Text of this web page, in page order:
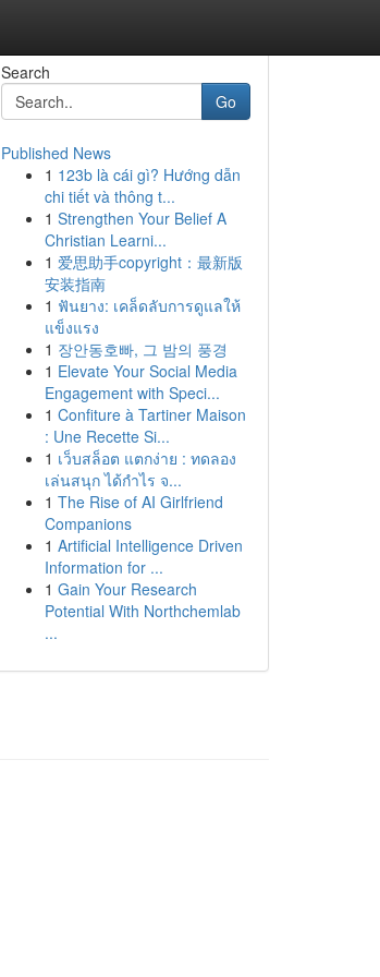
Search
Go
Published News
1 123b là cái gì? Hướng dẫn
chi tiết và thông t...
1 Strengthen Your Belief A
Christian Learni...
1 爱思助手copyright：最新版
安装指南
1 ฟันยาง: เคล็ดลับการดูแลให้
แข็งแรง
1 장안동호빠, 그 밤의 풍경
1 Elevate Your Social Media
Engagement with Speci...
1 Confiture à Tartiner Maison
: Une Recette Si...
1 เว็บสล็อต แตกง่าย : ทดลอง
เล่นสนุก ได้กำไร จ...
1 The Rise of AI Girlfriend
Companions
1 Artificial Intelligence Driven
Information for ...
1 Gain Your Research
Potential With Northchemlab
...